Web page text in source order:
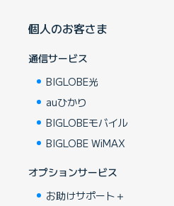
個人のお客さま
通信サービス
BIGLOBE光
auひかり
BIGLOBEモバイル
BIGLOBE WiMAX
オプションサービス
お助けサポート＋